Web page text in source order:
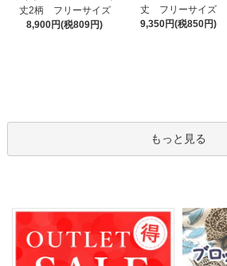
丈2柄 フリーサイズ
8,900円(税809円)
丈 フリーサイズ
9,350円(税850円)
もっと見る